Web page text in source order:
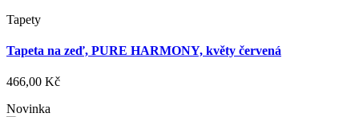
Tapety
Tapeta na zeď, PURE HARMONY, květy červená
466,00 Kč
Novinka